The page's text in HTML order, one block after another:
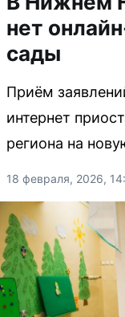
нет
сады
Приём
интернет
региона на
18 февраля, 2026,